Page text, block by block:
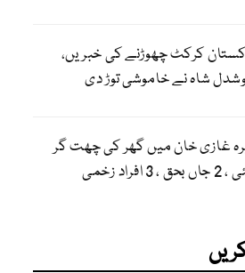
کرکٹ چھوڑنے کی خبریں،
شاہ نے خاموشی توڑ دی
غازی خان میں گھر کی چھت گر
، 3 افراد زخمی